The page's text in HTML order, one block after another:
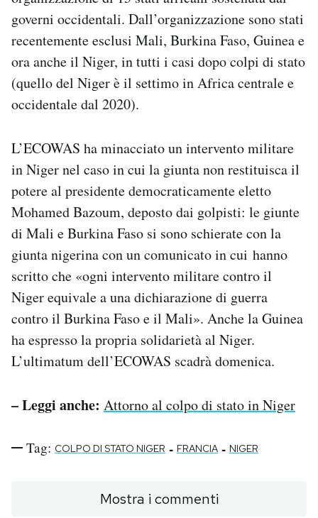
governi occidentali. Dall’organizzazione sono stati
recentemente esclusi Mali, Burkina Faso, Guinea e
ora anche il Niger, in tutti i casi dopo colpi di stato
(quello del Niger è il settimo in Africa centrale e
occidentale dal 2020).
L’ECOWAS ha minacciato un intervento militare
in Niger nel caso in cui la giunta non restituisca il
potere al presidente democraticamente eletto
Mohamed Bazoum, deposto dai golpisti: le giunte
di Mali e Burkina Faso si sono schierate con la
giunta nigerina con un comunicato in cui hanno
scritto che «ogni intervento militare contro il
Niger equivale a una dichiarazione di guerra
contro il Burkina Faso e il Mali». Anche la Guinea
ha espresso la propria solidarietà al Niger.
L’ultimatum dell’ECOWAS scadrà domenica.
– Leggi anche: Attorno al colpo di stato in Niger
Tag: COLPO DI STATO NIGER - FRANCIA - NIGER
Mostra i commenti